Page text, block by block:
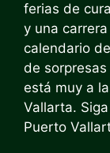
ferias de
y una
calendario
de
está muy a
Vallarta.
Puerto